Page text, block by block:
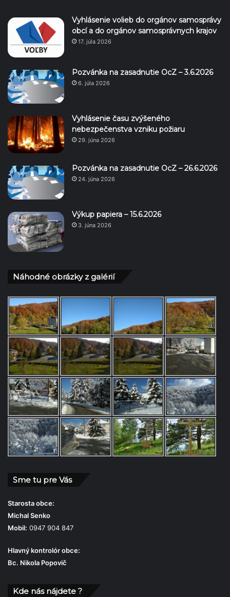
Vyhlásenie volieb do orgánov samosprávy
obcí a do orgánov samosprávnych krajov
17. júla 2026
Pozvánka na zasadnutie OcZ – 3.6.2026
6. júla 2026
Vyhlásenie času zvýšeného
nebezpečenstva vzniku požiaru
29. júna 2026
Pozvánka na zasadnutie OcZ – 26.6.2026
24. júna 2026
Výkup papiera – 15.6.2026
3. júna 2026
Náhodné obrázky z galérií
Sme tu pre Vás
Starosta obce:
Michal Senko
Mobil: 0947 904 847
Hlavný kontrolór obce:
Bc. Nikola Popovič
Kde nás nájdete ?